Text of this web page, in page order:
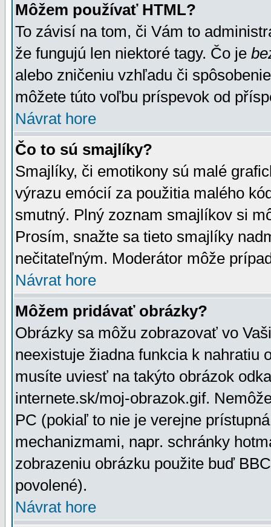
Môžem používať HTML?
To závisí na tom, či Vám to
že fungujú len niektoré tagy. Čo je
alebo zničeniu vzhľadu či
môžete túto voľbu príspevok od
Návrat hore
Čo to sú smajlíky?
Smajlíky, či emotikony sú malé
výrazu emócií za použitia malého
smutný. Plný zoznam smajlíkov si
Prosím, snažte sa tieto smajlíky
nečitateľným. Moderátor môže
Návrat hore
Môžem pridávať obrázky?
Obrázky sa môžu zobrazovať vo
neexistuje žiadna funkcia k nahratiu
musíte uviesť na takýto obrázok
internete.sk/moj-obrazok.gif.
PC (pokiaľ to nie je verejne
mechanizmami, napr. schránky
zobrazeniu obrázku použite buď
povolené).
Návrat hore